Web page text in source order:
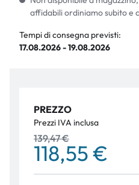
affidabili ordiniamo subito e
Tempi di consegna previsti:
17.08.2026 - 19.08.2026
PREZZO
Prezzi IVA inclusa
139,47 €
118,55 €